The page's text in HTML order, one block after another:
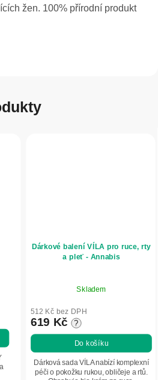
žen. 100% přírodní produkt
Dárkové balení VÍLA pro ruce, rty
a pleť - Annabis
Skladem
512 Kč bez DPH
619 Kč ?
Do košíku
Dárková sada VÍLA nabízí komplexní
péči o pokožku rukou, obličeje a rtů.